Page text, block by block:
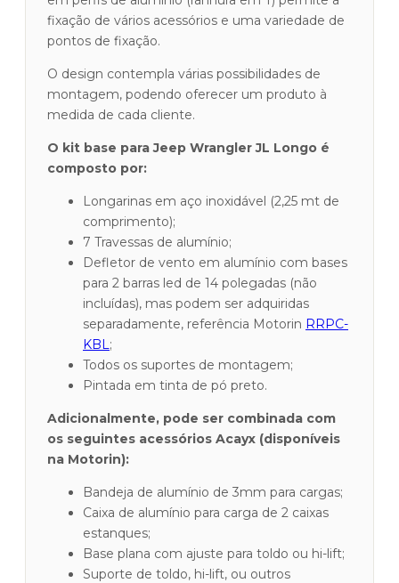
fixação de vários acessórios e uma variedade de
pontos de fixação.
O design contempla várias possibilidades de
montagem, podendo oferecer um produto à
medida de cada cliente.
O kit base para Jeep Wrangler JL Longo é
composto por:
Longarinas em aço inoxidável (2,25 mt de
comprimento);
7 Travessas de alumínio;
Defletor de vento em alumínio com bases
para 2 barras led de 14 polegadas (não
incluídas), mas podem ser adquiridas
separadamente, referência Motorin RRPC-
KBL;
Todos os suportes de montagem;
Pintada em tinta de pó preto.
Adicionalmente, pode ser combinada com
os seguintes acessórios Acayx (disponíveis
na Motorin):
Bandeja de alumínio de 3mm para cargas;
Caixa de alumínio para carga de 2 caixas
estanques;
Base plana com ajuste para toldo ou hi-lift;
Suporte de toldo, hi-lift, ou outros